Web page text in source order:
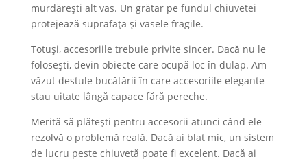
murdărești alt vas. Un grătar pe fundul chiuvetei
protejează suprafața și vasele fragile.
Totuși, accesoriile trebuie privite sincer. Dacă nu le
folosești, devin obiecte care ocupă loc în dulap. Am
văzut destule bucătării în care accesoriile elegante
stau uitate lângă capace fără pereche.
Merită să plătești pentru accesorii atunci când ele
rezolvă o problemă reală. Dacă ai blat mic, un sistem
de lucru peste chiuvetă poate fi excelent. Dacă ai